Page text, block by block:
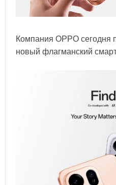
Компания OPPO сегодня
новый флагманский